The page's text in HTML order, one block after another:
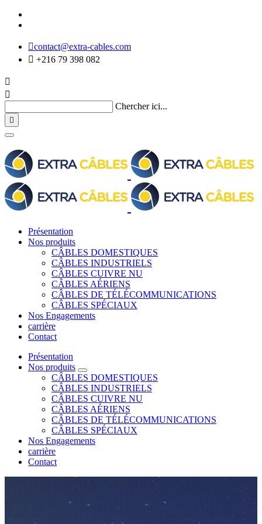
contact@extra-cables.com
 +216 79 398 082


Chercher ici...

Présentation
Nos produits
CÂBLES DOMESTIQUES
CÂBLES INDUSTRIELS
CÂBLES CUIVRE NU
CÂBLES AÉRIENS
CÂBLES DE TÉLÉCOMMUNICATIONS
CÂBLES SPÉCIAUX
Nos Engagements
carrière
Contact
Présentation
Nos produits
CÂBLES DOMESTIQUES
CÂBLES INDUSTRIELS
CÂBLES CUIVRE NU
CÂBLES AÉRIENS
CÂBLES DE TÉLÉCOMMUNICATIONS
CÂBLES SPÉCIAUX
Nos Engagements
carrière
Contact